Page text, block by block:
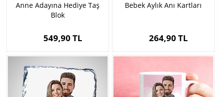
Anne Adayına Hediye Taş
Blok
549,90 TL
Bebek Aylık Anı Kartları
264,90 TL